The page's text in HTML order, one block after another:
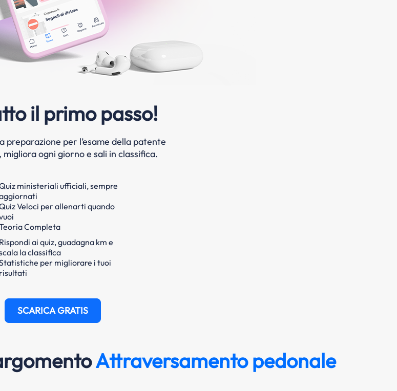
il primo passo!
preparazione per l’esame della patente
ogni giorno e sali in classifica.
ministeriali ufficiali, sempre
Veloci per allenarti quando
Completa
Rispondi ai quiz, guadagna km e
la classifica
per migliorare i tuoi
risultati
SCARICA GRATIS
Attraversamento pedonale